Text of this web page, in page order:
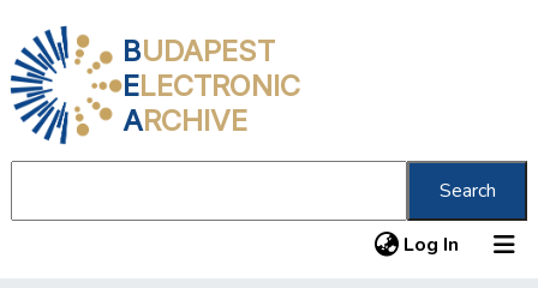
BUDAPEST
ELECTRONIC
ARCHIVE
Search
Log In (current)